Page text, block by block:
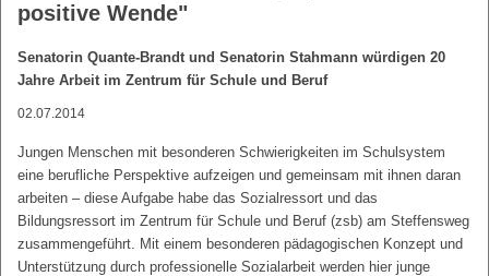
positive Wende"
Senatorin Quante-Brandt und Senatorin Stahmann würdigen 20
Jahre Arbeit im Zentrum für Schule und Beruf
02.07.2014
Jungen Menschen mit besonderen Schwierigkeiten im Schulsystem
eine berufliche Perspektive aufzeigen und gemeinsam mit ihnen daran
arbeiten – diese Aufgabe habe das Sozialressort und das
Bildungsressort im Zentrum für Schule und Beruf (zsb) am Steffensweg
zusammengeführt. Mit einem besonderen pädagogischen Konzept und
Unterstützung durch professionelle Sozialarbeit werden hier junge